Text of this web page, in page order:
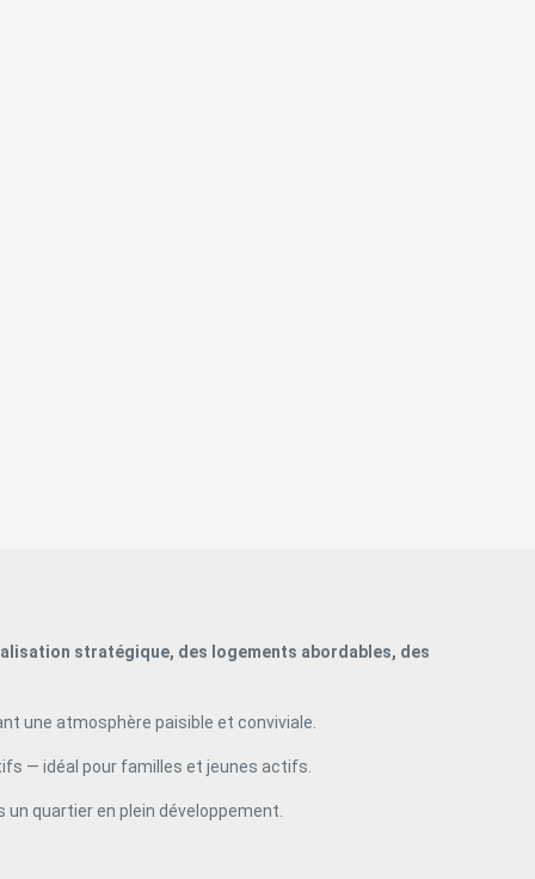
stratégique, des logements abordables, des
une atmosphère paisible et conviviale.
— idéal pour familles et jeunes actifs.
quartier en plein développement.